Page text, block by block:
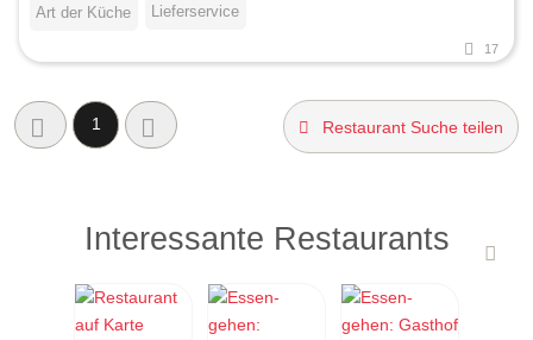
Art der Küche Lieferservice
17
1 Restaurant Suche teilen
Interessante Restaurants